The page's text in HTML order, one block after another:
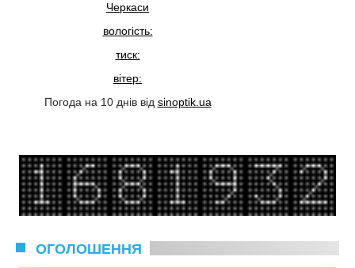
Черкаси
вологість:
тиск:
вітер:
Погода на 10 днів від sinoptik.ua
ОГОЛОШЕННЯ